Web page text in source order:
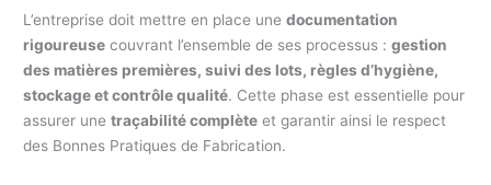
L’entreprise doit mettre en place unedocumentation
rigoureuse couvrant l’ensemble de ses processus :gestion
des matières premières, suivi des lots, règles d’hygiène,
stockage et contrôle qualité. Cette phase est essentielle pour
assurer unetraçabilité complète et garantir ainsi le respect
des Bonnes Pratiques de Fabrication.